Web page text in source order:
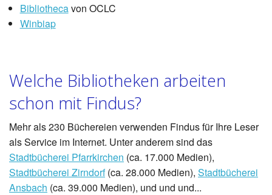
Bibliothecavon OCLC
Winbiap
Welche Bibliotheken arbeiten
schon mit Findus?
Mehr als 230 Büchereien verwenden Findus für Ihre Leser
als Service im Internet. Unter anderem sind das
Stadtbücherei Pfarrkirchen (ca. 17.000 Medien),
Stadtbücherei Zirndorf(ca. 28.000 Medien), Stadtbücherei
Ansbach (ca. 39.000 Medien), und und und...